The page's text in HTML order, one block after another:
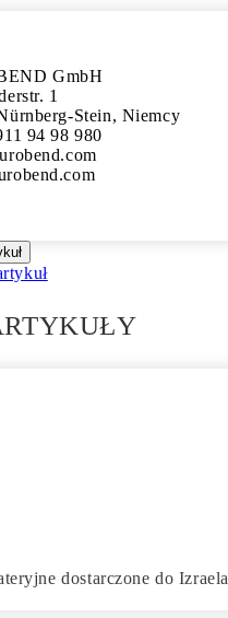
GmbH
1
Stein, Niemcy
94 98 980
dostarczone do Izraela